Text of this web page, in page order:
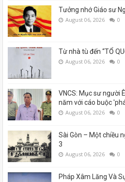
Tưởng nhớ Giáo sư
August 06, 2026 0
Từ nhà tù đến “TỔ
August 06, 2026 0
VNCS: Mục sư người
năm với cáo buộc
August 06, 2026 0
Sài Gòn – Một chiều
3
August 06, 2026 0
Pháp Xâm Lăng Và